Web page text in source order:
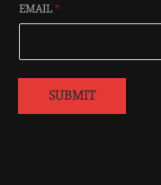
EMAIL*
SUBMIT